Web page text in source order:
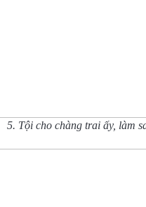
5. Tội cho chàng trai ấy, làm